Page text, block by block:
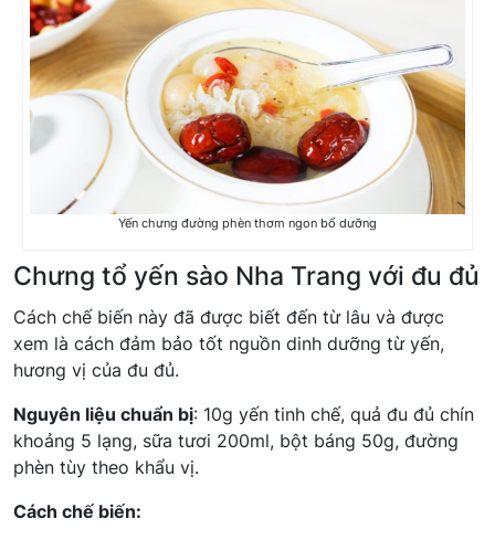
Yến chưng đường phèn thơm ngon bổ dưỡng
Chưng tổ yến sào Nha Trang với đu đủ
Cách chế biến này đã được biết đến từ lâu và được
xem là cách đảm bảo tốt nguồn dinh dưỡng từ yến,
hương vị của đu đủ.
Nguyên liệu chuẩn bị: 10g yến tinh chế, quả đu đủ chín
khoảng 5 lạng, sữa tươi 200ml, bột báng 50g, đường
phèn tùy theo khẩu vị.
Cách chế biến: